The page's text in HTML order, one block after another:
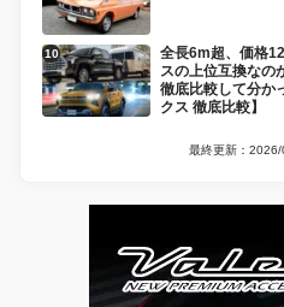
全長6m超、価格
スの上位互換なの
徹底比較して分か
クス 徹底比較】
最終更新：